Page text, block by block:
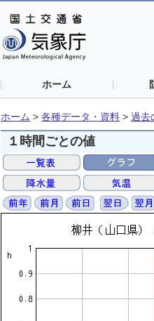
ホーム
ホーム > 各種データ・資料 > 過去
１時間ごとの値